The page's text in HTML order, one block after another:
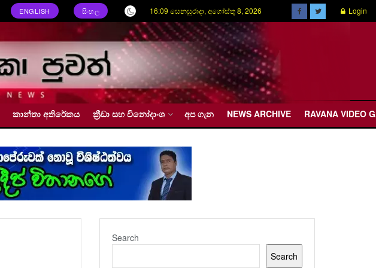
ENGLISH සිංහල 16:09 සෙනසුරාදා, අගෝස්තු 8, 2026 Login
කාන්තා අතිරේකය ක්‍රීඩා සහ විනෝදාංශ අප ගැන NEWS ARCHIVE RAVANA VIDEO
Search
Search